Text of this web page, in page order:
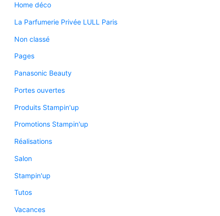
Home déco
La Parfumerie Privée LULL Paris
Non classé
Pages
Panasonic Beauty
Portes ouvertes
Produits Stampin'up
Promotions Stampin'up
Réalisations
Salon
Stampin'up
Tutos
Vacances